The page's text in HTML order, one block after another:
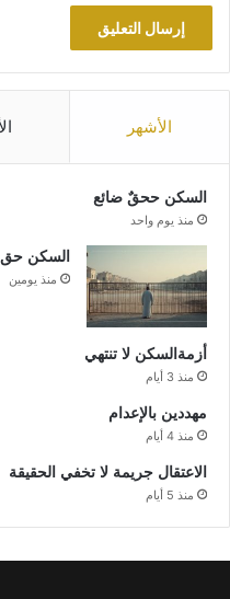
الأشهر
السكن ححقٌ ضائع
منذ يوم واحد
السكن حق
منذ يومين
أزمةالسكن لا تنتهي
منذ 3 أيام
مهددين بالإعدام
منذ 4 أيام
الاعتقال جريمة لا تخفي الحقيقة
منذ 5 أيام